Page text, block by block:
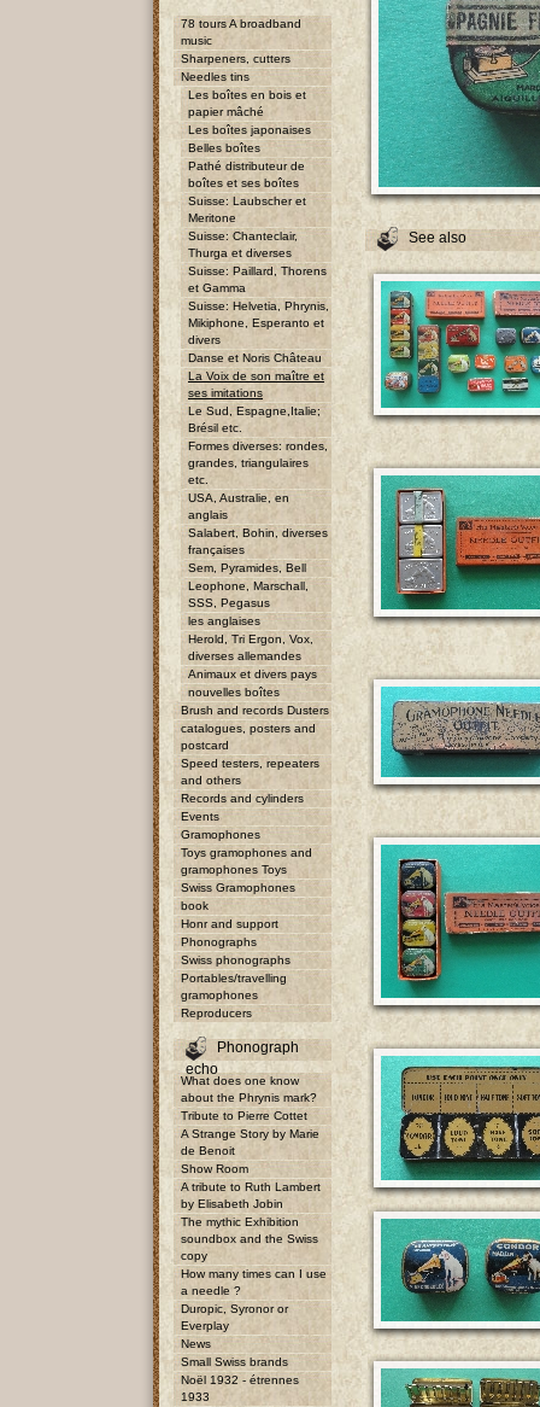
78 tours A broadband
music
Sharpeners, cutters
Needles tins
Les boîtes en bois et
papier mâché
Les boîtes japonaises
Belles boîtes
Pathé distributeur de
boîtes et ses boîtes
Suisse: Laubscher et
Meritone
Suisse: Chanteclair,
Thurga et diverses
Suisse: Paillard, Thorens
et Gamma
Suisse: Helvetia, Phrynis,
Mikiphone, Esperanto et
divers
Danse et Noris Château
La Voix de son maître et
ses imitations
Le Sud, Espagne,Italie;
Brésil etc.
Formes diverses: rondes,
grandes, triangulaires
etc.
USA, Australie, en
anglais
Salabert, Bohin, diverses
françaises
Sem, Pyramides, Bell
Leophone, Marschall,
SSS, Pegasus
les anglaises
Herold, Tri Ergon, Vox,
diverses allemandes
Animaux et divers pays
nouvelles boîtes
Brush and records Dusters
catalogues, posters and
postcard
Speed testers, repeaters
and others
Records and cylinders
Events
Gramophones
Toys gramophones and
gramophones Toys
Swiss Gramophones
book
Honr and support
Phonographs
Swiss phonographs
Portables/travelling
gramophones
Reproducers
Phonograph
echo
What does one know
about the Phrynis mark?
Tribute to Pierre Cottet
A Strange Story by Marie
de Benoit
Show Room
A tribute to Ruth Lambert
by Elisabeth Jobin
The mythic Exhibition
soundbox and the Swiss
copy
How many times can I use
a needle ?
Duropic, Syronor or
Everplay
News
Small Swiss brands
Noël 1932 - étrennes
1933
See also